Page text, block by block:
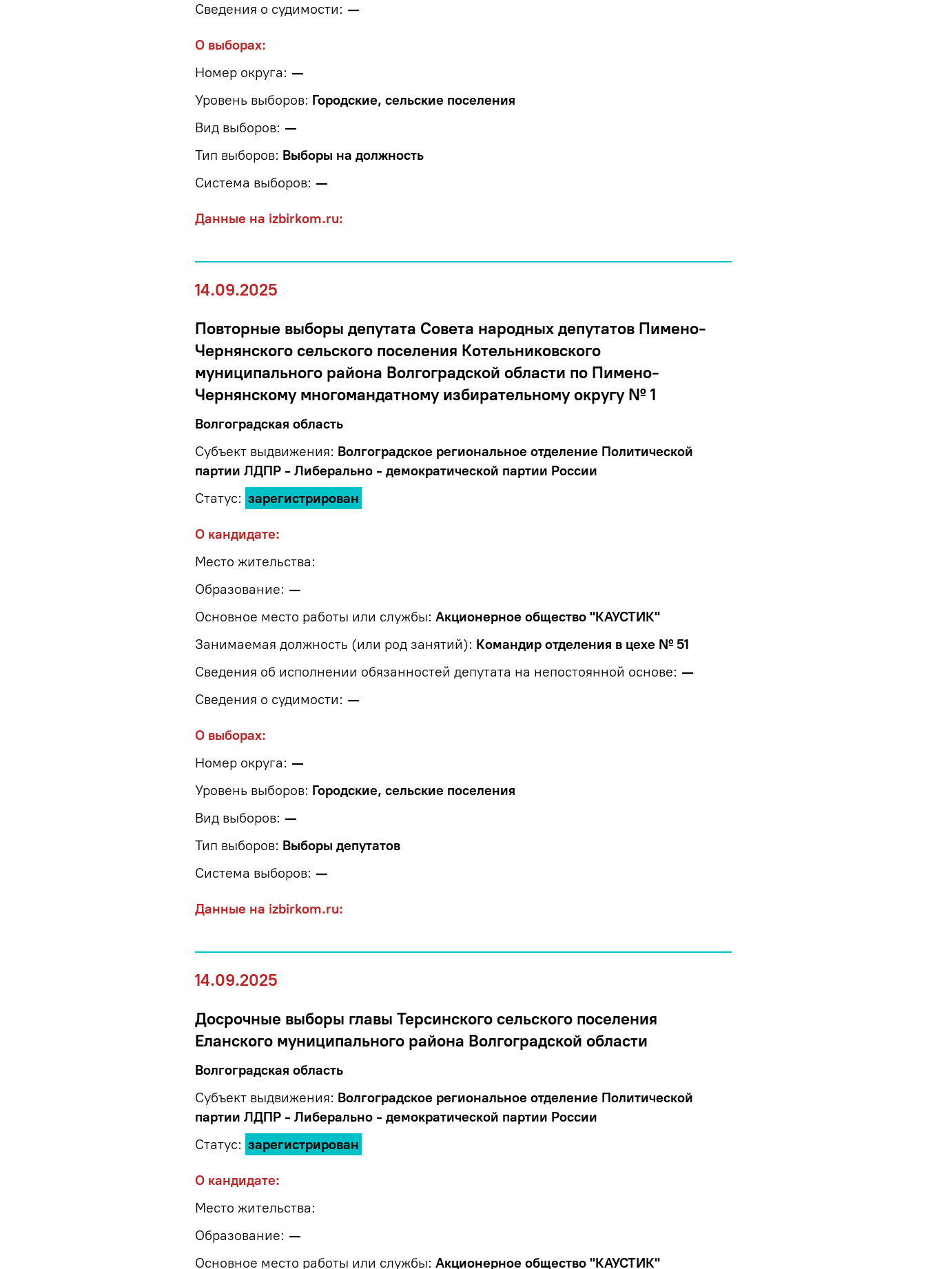
Сведения о судимости: —
О выборах:
Номер округа: —
Уровень выборов: Городские, сельские поселения
Вид выборов: —
Тип выборов: Выборы на должность
Система выборов: —
Данные на izbirkom.ru:
14.09.2025
Повторные выборы депутата Совета народных депутатов Пимено-
Чернянского сельского поселения Котельниковского
муниципального района Волгоградской области по Пимено-
Чернянскому многомандатному избирательному округу № 1
Волгоградская область
Субъект выдвижения: Волгоградское региональное отделение Политической
партии ЛДПР - Либерально - демократической партии России
Статус: зарегистрирован
О кандидате:
Место жительства:
Образование: —
Основное место работы или службы: Акционерное общество "КАУСТИК"
Занимаемая должность (или род занятий): Командир отделения в цехе № 51
Сведения об исполнении обязанностей депутата на непостоянной основе: —
Сведения о судимости: —
О выборах:
Номер округа: —
Уровень выборов: Городские, сельские поселения
Вид выборов: —
Тип выборов: Выборы депутатов
Система выборов: —
Данные на izbirkom.ru:
14.09.2025
Досрочные выборы главы Терсинского сельского поселения
Еланского муниципального района Волгоградской области
Волгоградская область
Субъект выдвижения: Волгоградское региональное отделение Политической
партии ЛДПР - Либерально - демократической партии России
Статус: зарегистрирован
О кандидате:
Место жительства:
Образование: —
Основное место работы или службы: Акционерное общество "КАУСТИК"